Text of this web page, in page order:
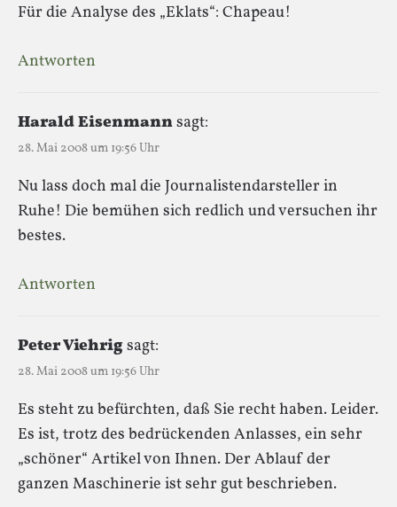
Für die Analyse des „Eklats“: Chapeau!
Antworten
Harald Eisenmannsagt:
28. Mai 2008 um 19:56 Uhr
Nu lass doch mal die Journalistendarsteller in
Ruhe! Die bemühen sich redlich und versuchen ihr
bestes.
Antworten
Peter Viehrigsagt:
28. Mai 2008 um 19:56 Uhr
Es steht zu befürchten, daß Sie recht haben. Leider.
Es ist, trotz des bedrückenden Anlasses, ein sehr
„schöner“ Artikel von Ihnen. Der Ablauf der
ganzen Maschinerie ist sehr gut beschrieben.